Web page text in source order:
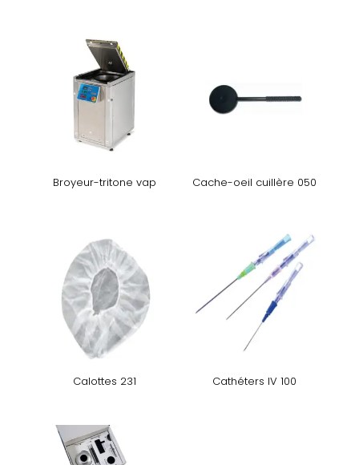
Broyeur-tritone vap Cache-oeil cuillère 050
Calottes 231 Cathéters IV 100